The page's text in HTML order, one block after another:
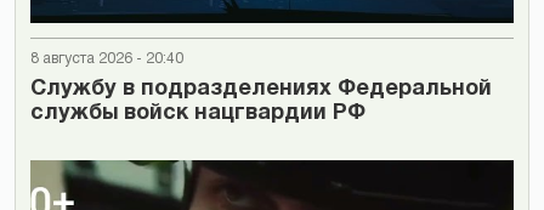
8 августа 2026 - 20:40
Cлужбу в подразделениях Федеральной
службы войск нацгвардии РФ